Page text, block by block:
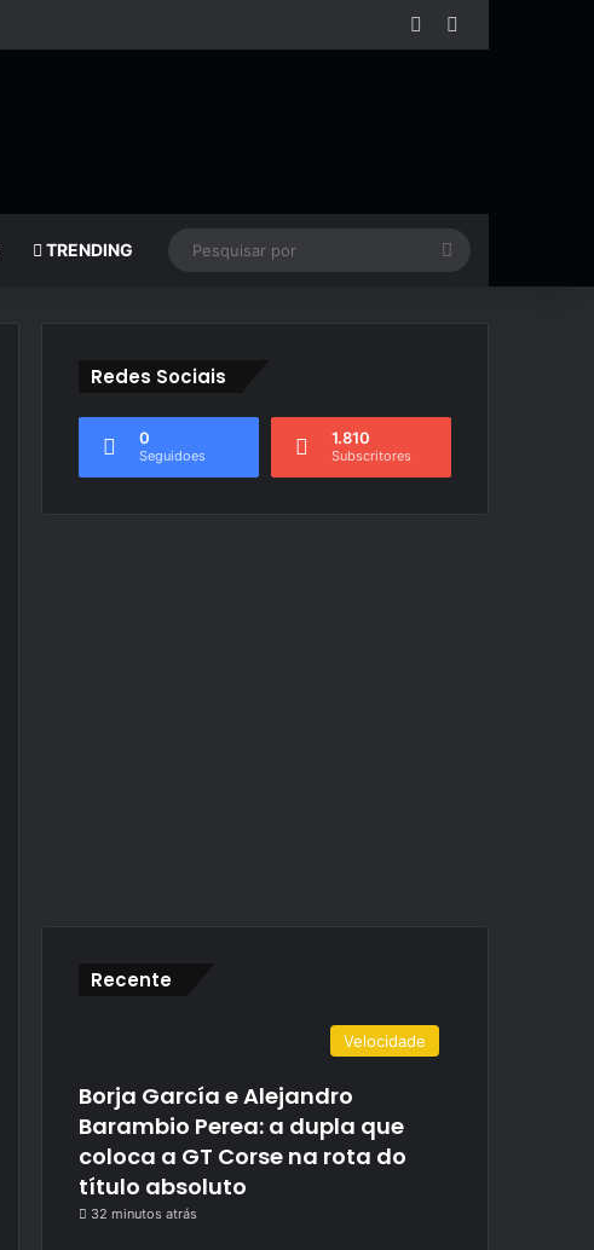
Facebook
TRENDING
Pesquisar
Redes Sociais
0
Seguidoes
1.810
Subscritores
Recente
Velocidade
Borja García e Alejandro
Barambio Perea: a dupla que
coloca a GT Corse na rota do
título absoluto
32 minutos atrás